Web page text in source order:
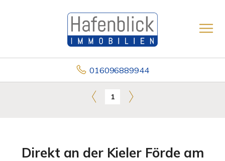
016096889944
1
Direkt an der Kieler Förde am